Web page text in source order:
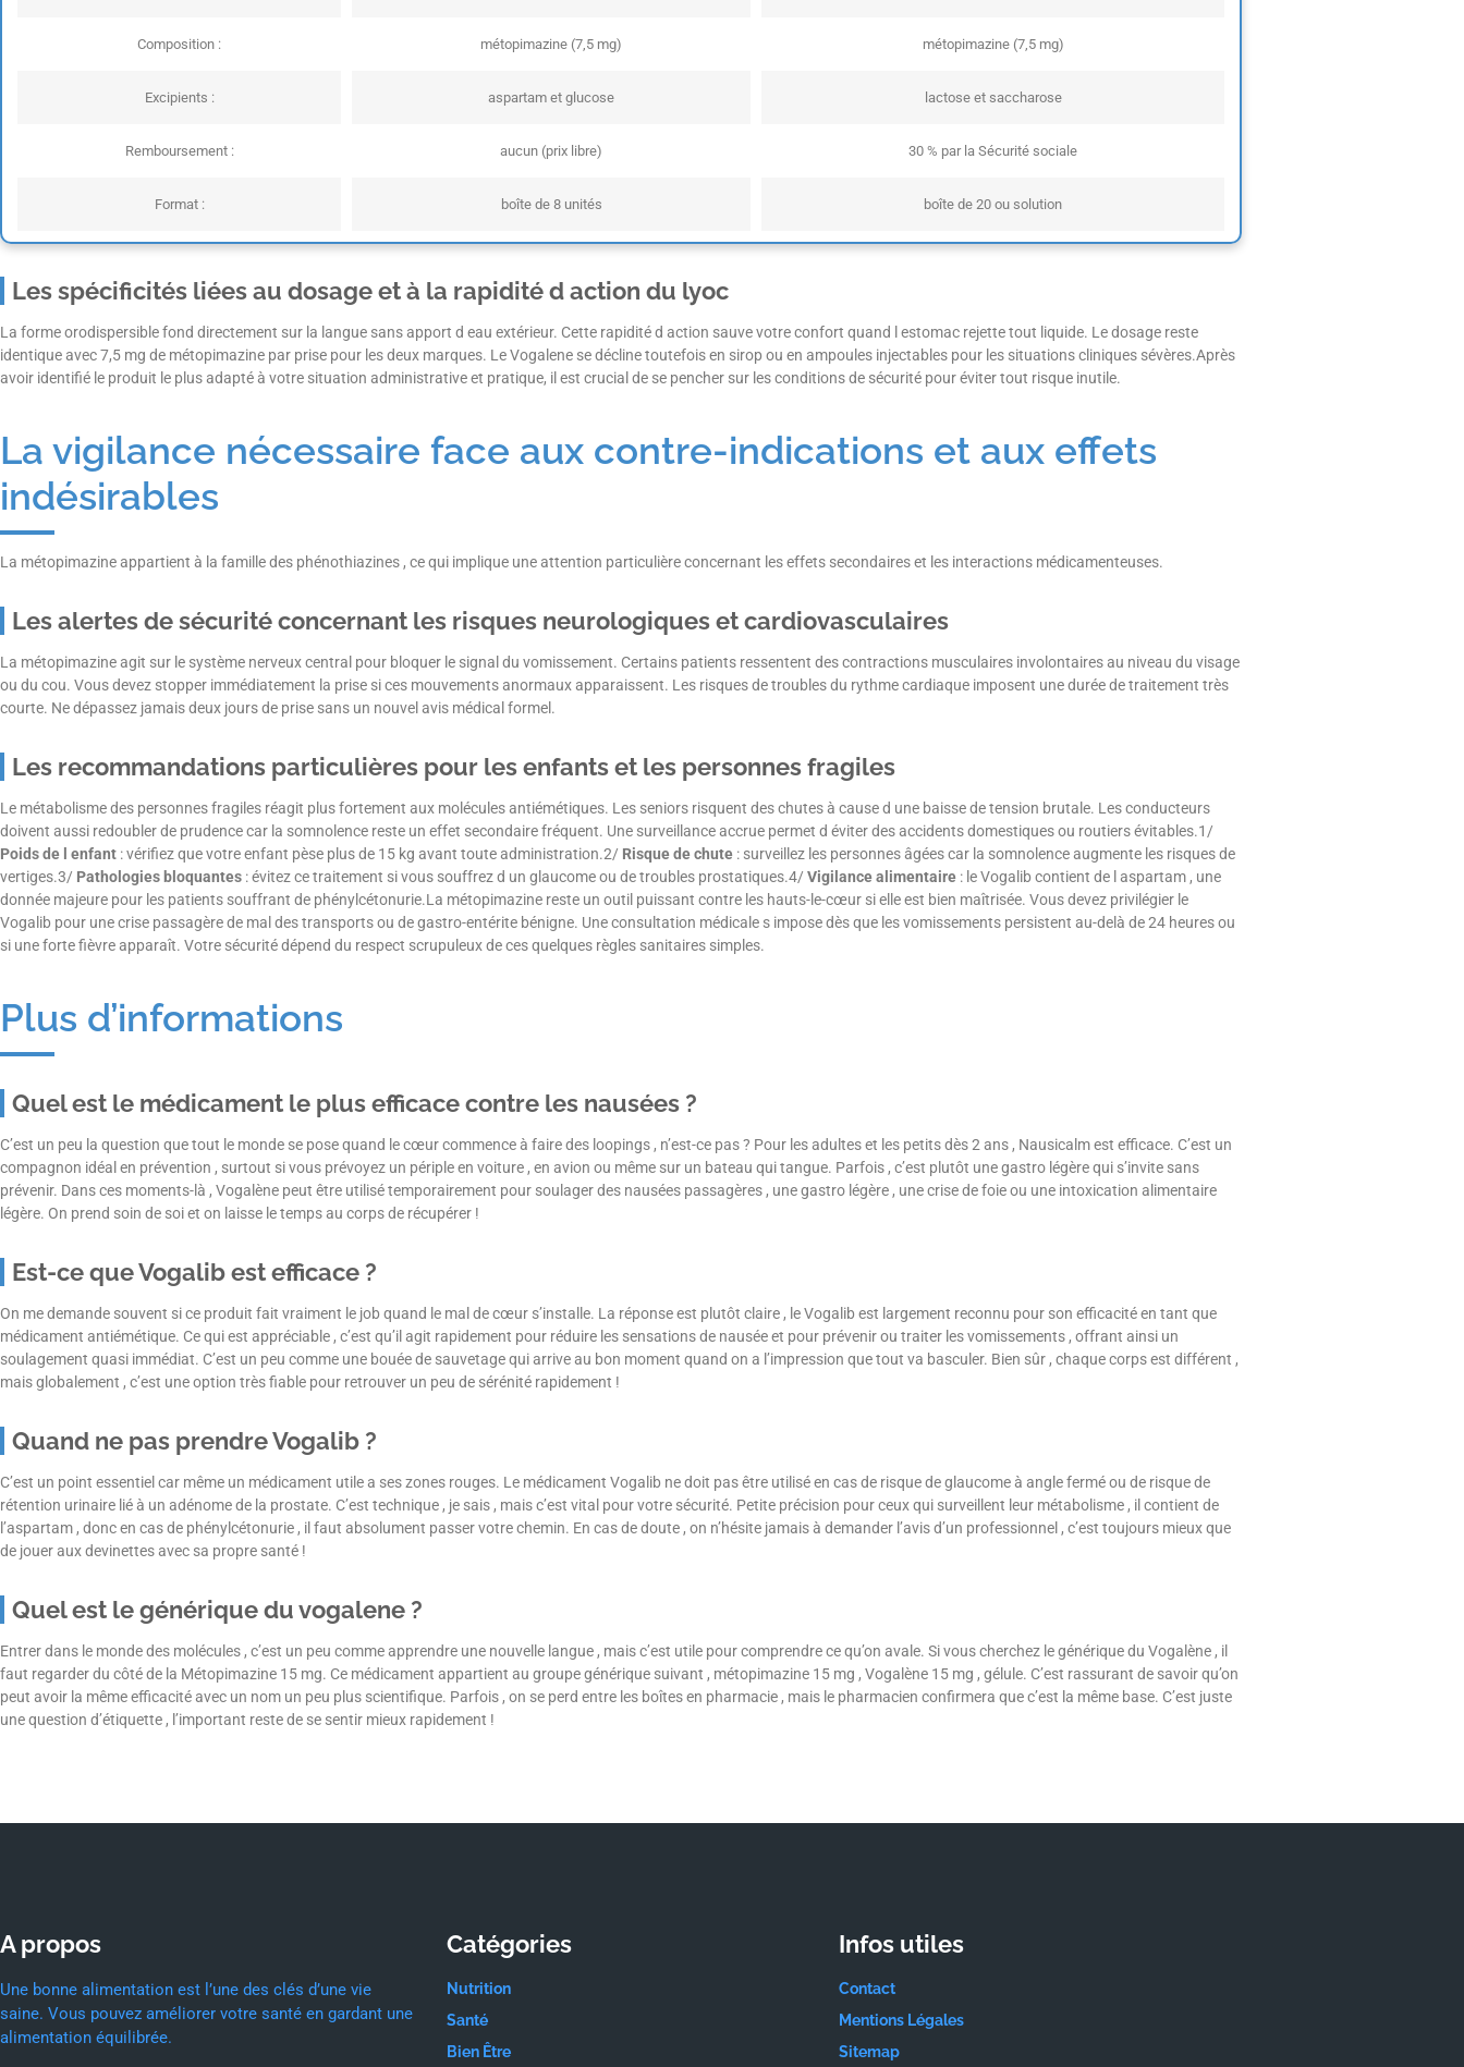
Composition : métopimazine (7,5 mg) métopimazine (7,5 mg)
Excipients : aspartam et glucose lactose et saccharose
Remboursement : aucun (prix libre) 30 % par la Sécurité sociale
Format : boîte de 8 unités boîte de 20 ou solution
Les spécificités liées au dosage et à la rapidité d action du lyoc
La forme orodispersible fond directement sur la langue sans apport d eau extérieur. Cette rapidité d action sauve votre confort quand l estomac rejette tout liquide. Le dosage reste
identique avec 7,5 mg de métopimazine par prise pour les deux marques. Le Vogalene se décline toutefois en sirop ou en ampoules injectables pour les situations cliniques sévères.Après
avoir identifié le produit le plus adapté à votre situation administrative et pratique, il est crucial de se pencher sur les conditions de sécurité pour éviter tout risque inutile.
La vigilance nécessaire face aux contre-indications et aux effets
indésirables
La métopimazine appartient à la famille des phénothiazines , ce qui implique une attention particulière concernant les effets secondaires et les interactions médicamenteuses.
Les alertes de sécurité concernant les risques neurologiques et cardiovasculaires
La métopimazine agit sur le système nerveux central pour bloquer le signal du vomissement. Certains patients ressentent des contractions musculaires involontaires au niveau du visage
ou du cou. Vous devez stopper immédiatement la prise si ces mouvements anormaux apparaissent. Les risques de troubles du rythme cardiaque imposent une durée de traitement très
courte. Ne dépassez jamais deux jours de prise sans un nouvel avis médical formel.
Les recommandations particulières pour les enfants et les personnes fragiles
Le métabolisme des personnes fragiles réagit plus fortement aux molécules antiémétiques. Les seniors risquent des chutes à cause d une baisse de tension brutale. Les conducteurs
doivent aussi redoubler de prudence car la somnolence reste un effet secondaire fréquent. Une surveillance accrue permet d éviter des accidents domestiques ou routiers évitables.1/
Poids de l enfant : vérifiez que votre enfant pèse plus de 15 kg avant toute administration.2/ Risque de chute : surveillez les personnes âgées car la somnolence augmente les risques de
vertiges.3/ Pathologies bloquantes : évitez ce traitement si vous souffrez d un glaucome ou de troubles prostatiques.4/ Vigilance alimentaire : le Vogalib contient de l aspartam , une
donnée majeure pour les patients souffrant de phénylcétonurie.La métopimazine reste un outil puissant contre les hauts-le-cœur si elle est bien maîtrisée. Vous devez privilégier le
Vogalib pour une crise passagère de mal des transports ou de gastro-entérite bénigne. Une consultation médicale s impose dès que les vomissements persistent au-delà de 24 heures ou
si une forte fièvre apparaît. Votre sécurité dépend du respect scrupuleux de ces quelques règles sanitaires simples.
Plus d’informations
Quel est le médicament le plus efficace contre les nausées ?
C’est un peu la question que tout le monde se pose quand le cœur commence à faire des loopings , n’est-ce pas ? Pour les adultes et les petits dès 2 ans , Nausicalm est efficace. C’est un
compagnon idéal en prévention , surtout si vous prévoyez un périple en voiture , en avion ou même sur un bateau qui tangue. Parfois , c’est plutôt une gastro légère qui s’invite sans
prévenir. Dans ces moments-là , Vogalène peut être utilisé temporairement pour soulager des nausées passagères , une gastro légère , une crise de foie ou une intoxication alimentaire
légère. On prend soin de soi et on laisse le temps au corps de récupérer !
Est-ce que Vogalib est efficace ?
On me demande souvent si ce produit fait vraiment le job quand le mal de cœur s’installe. La réponse est plutôt claire , le Vogalib est largement reconnu pour son efficacité en tant que
médicament antiémétique. Ce qui est appréciable , c’est qu’il agit rapidement pour réduire les sensations de nausée et pour prévenir ou traiter les vomissements , offrant ainsi un
soulagement quasi immédiat. C’est un peu comme une bouée de sauvetage qui arrive au bon moment quand on a l’impression que tout va basculer. Bien sûr , chaque corps est différent ,
mais globalement , c’est une option très fiable pour retrouver un peu de sérénité rapidement !
Quand ne pas prendre Vogalib ?
C’est un point essentiel car même un médicament utile a ses zones rouges. Le médicament Vogalib ne doit pas être utilisé en cas de risque de glaucome à angle fermé ou de risque de
rétention urinaire lié à un adénome de la prostate. C’est technique , je sais , mais c’est vital pour votre sécurité. Petite précision pour ceux qui surveillent leur métabolisme , il contient de
l’aspartam , donc en cas de phénylcétonurie , il faut absolument passer votre chemin. En cas de doute , on n’hésite jamais à demander l’avis d’un professionnel , c’est toujours mieux que
de jouer aux devinettes avec sa propre santé !
Quel est le générique du vogalene ?
Entrer dans le monde des molécules , c’est un peu comme apprendre une nouvelle langue , mais c’est utile pour comprendre ce qu’on avale. Si vous cherchez le générique du Vogalène , il
faut regarder du côté de la Métopimazine 15 mg. Ce médicament appartient au groupe générique suivant , métopimazine 15 mg , Vogalène 15 mg , gélule. C’est rassurant de savoir qu’on
peut avoir la même efficacité avec un nom un peu plus scientifique. Parfois , on se perd entre les boîtes en pharmacie , mais le pharmacien confirmera que c’est la même base. C’est juste
une question d’étiquette , l’important reste de se sentir mieux rapidement !
A propos
Une bonne alimentation est l’une des clés d’une vie
saine. Vous pouvez améliorer votre santé en gardant une
alimentation équilibrée.
Catégories
Nutrition
Santé
Bien Être
Infos utiles
Contact
Mentions Légales
Sitemap